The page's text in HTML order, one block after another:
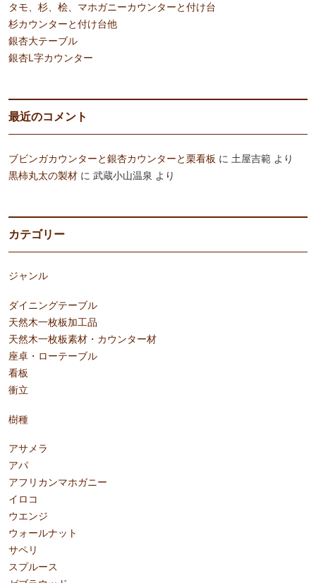
タモ、杉、桧、マホガニーカウンターと付け台
杉カウンターと付け台他
銀杏大テーブル
銀杏L字カウンター
最近のコメント
ブビンガカウンターと銀杏カウンターと栗看板 に 土屋吉範 より
黒柿丸太の製材 に 武蔵小山温泉 より
カテゴリー
ジャンル
ダイニングテーブル
天然木一枚板加工品
天然木一枚板素材・カウンター材
座卓・ローテーブル
看板
衝立
樹種
アサメラ
アパ
アフリカンマホガニー
イロコ
ウエンジ
ウォールナット
サペリ
スプルース